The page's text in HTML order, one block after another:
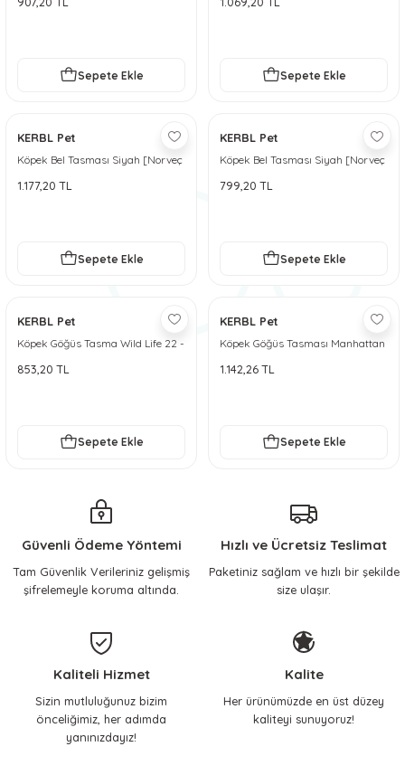
Sepete Ekle Sepete Ekle
KERBL Pet
Köpek Bel Tasması Siyah [Norveç
1.177,20 TL
Sepete Ekle
KERBL Pet
Köpek Bel Tasması Siyah [Norveç
799,20 TL
Sepete Ekle
KERBL Pet
Köpek Göğüs Tasma Wild Life 22 -
853,20 TL
Sepete Ekle
KERBL Pet
Köpek Göğüs Tasması Manhattan
1.142,26 TL
Sepete Ekle
Güvenli Ödeme Yöntemi
Tam Güvenlik Verileriniz gelişmiş
şifrelemeyle koruma altında.
Hızlı ve Ücretsiz Teslimat
Paketiniz sağlam ve hızlı bir şekilde
size ulaşır.
Kaliteli Hizmet
Sizin mutluluğunuz bizim
önceliğimiz, her adımda
yanınızdayız!
Kalite
Her ürünümüzde en üst düzey
kaliteyi sunuyoruz!